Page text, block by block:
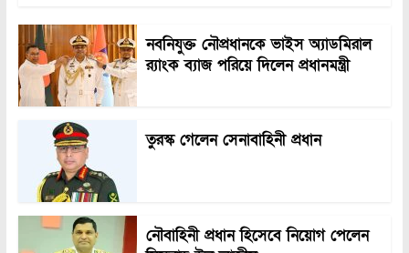
নবনিযুক্ত নৌপ্রধানকে ভাইস অ্যাডমিরাল
র‍্যাংক ব্যাজ পরিয়ে দিলেন প্রধানমন্ত্রী
তুরস্ক গেলেন সেনাবাহিনী প্রধান
নৌবাহিনী প্রধান হিসেবে নিয়োগ পেলেন